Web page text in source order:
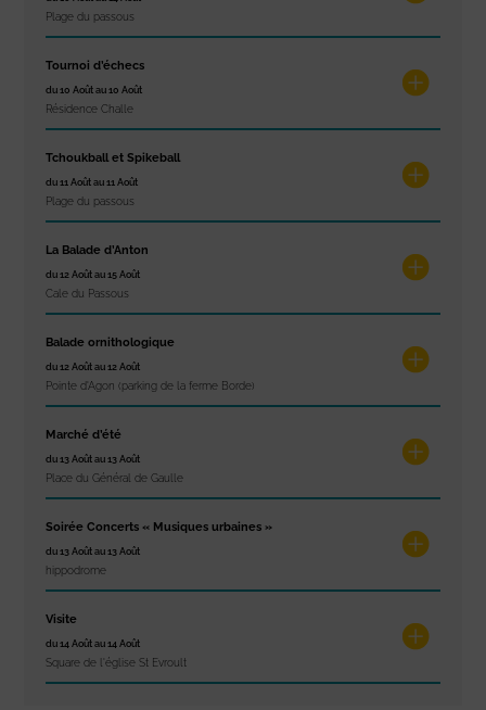
Plage du passous
Tournoi d’échecs
du 10 Août au 10 Août
Résidence Challe
Tchoukball et Spikeball
du 11 Août au 11 Août
Plage du passous
La Balade d’Anton
du 12 Août au 15 Août
Cale du Passous
Balade ornithologique
du 12 Août au 12 Août
Pointe d'Agon (parking de la ferme Borde)
Marché d’été
du 13 Août au 13 Août
Place du Général de Gaulle
Soirée Concerts « Musiques urbaines »
du 13 Août au 13 Août
hippodrome
Visite
du 14 Août au 14 Août
Square de l'église St Evroult